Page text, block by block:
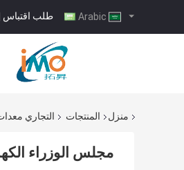
طلب اقتباس
منزل المنتجات التجاري
مجلس الوزراء